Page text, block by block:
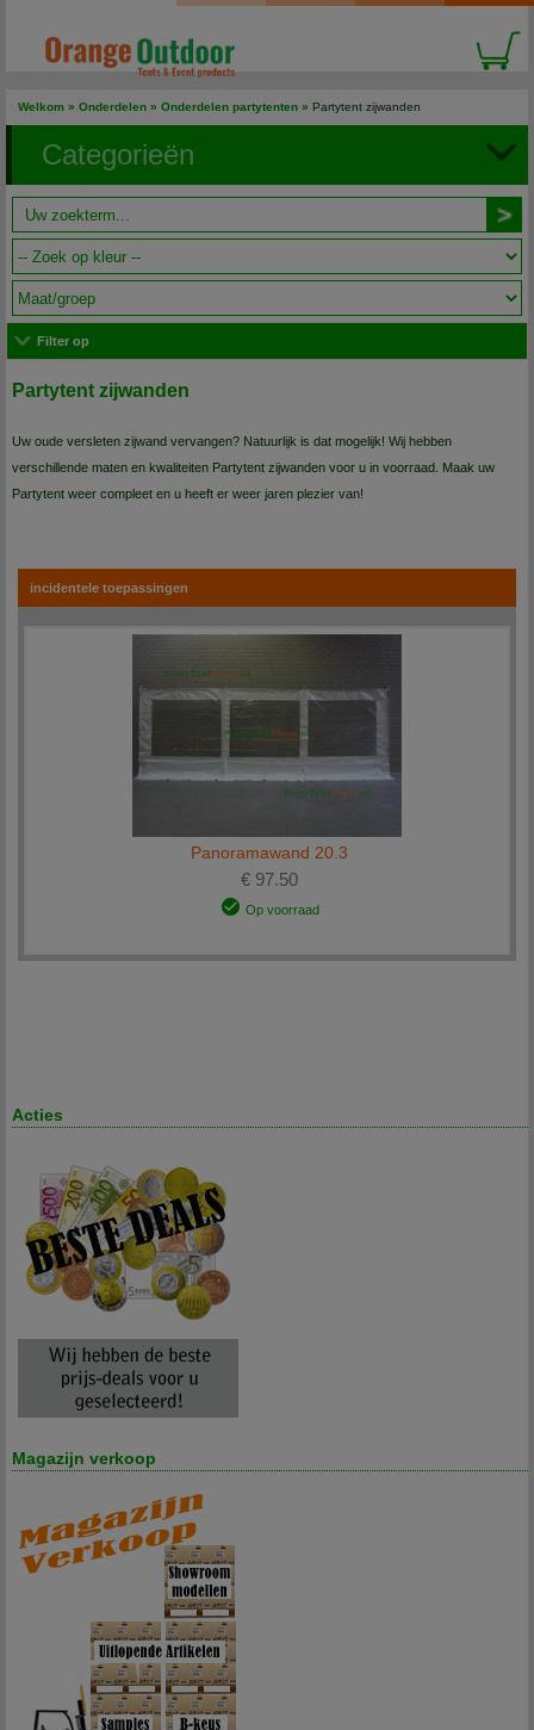
Welkom » Onderdelen » Onderdelen partytenten » Partytent zijwanden
Categorieën
Filter op
Partytent zijwanden
Uw oude versleten zijwand vervangen? Natuurlijk is dat mogelijk! Wij hebben
verschillende maten en kwaliteiten Partytent zijwanden voor u in voorraad. Maak uw
Partytent weer compleet en u heeft er weer jaren plezier van!
brengen aan onzevestiging. U bent van harte welkom!
incidentele toepassingen
Panoramawand 20.3
€ 97.50
Op voorraad
Acties
Magazijn verkoop